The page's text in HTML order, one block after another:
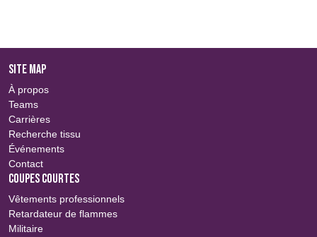
SITE MAP
À propos
Teams
Carrières
Recherche tissu
Événements
Contact
COUPES COURTES
Vêtements professionnels
Retardateur de flammes
Militaire